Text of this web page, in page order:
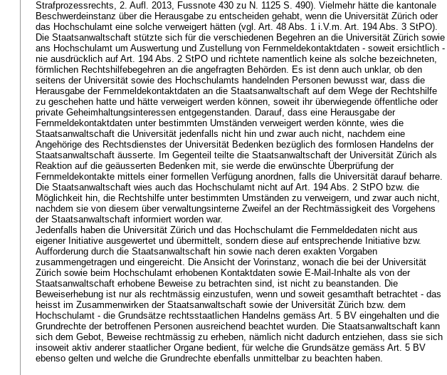
Strafprozessrechts, 2. Aufl. 2013, Fussnote 430 zu N. 1125 S. 490). Vielmehr hätte die kantonale
Beschwerdeinstanz über die Herausgabe zu entscheiden gehabt, wenn die Universität Zürich oder
das Hochschulamt eine solche verweigert hätten (vgl. Art. 48 Abs. 1 i.V.m. Art. 194 Abs. 3 StPO).
Die Staatsanwaltschaft stützte sich für die verschiedenen Begehren an die Universität Zürich sowie
ans Hochschulamt um Auswertung und Zustellung von Fernmeldekontaktdaten - soweit ersichtlich -
nie ausdrücklich auf Art. 194 Abs. 2 StPO und richtete namentlich keine als solche bezeichneten,
förmlichen Rechtshilfebegehren an die angefragten Behörden. Es ist denn auch unklar, ob den
seitens der Universität sowie des Hochschulamts handelnden Personen bewusst war, dass die
Herausgabe der Fernmeldekontaktdaten an die Staatsanwaltschaft auf dem Wege der Rechtshilfe
zu geschehen hatte und hätte verweigert werden können, soweit ihr überwiegende öffentliche oder
private Geheimhaltungsinteressen entgegenstanden. Darauf, dass eine Herausgabe der
Fernmeldekontaktdaten unter bestimmten Umständen verweigert werden könnte, wies die
Staatsanwaltschaft die Universität jedenfalls nicht hin und zwar auch nicht, nachdem eine
Angehörige des Rechtsdienstes der Universität Bedenken bezüglich des formlosen Handelns der
Staatsanwaltschaft äusserte. Im Gegenteil teilte die Staatsanwaltschaft der Universität Zürich als
Reaktion auf die geäusserten Bedenken mit, sie werde die erwünschte Überprüfung der
Fernmeldekontakte mittels einer formellen Verfügung anordnen, falls die Universität darauf beharre.
Die Staatsanwaltschaft wies auch das Hochschulamt nicht auf Art. 194 Abs. 2 StPO bzw. die
Möglichkeit hin, die Rechtshilfe unter bestimmten Umständen zu verweigern, und zwar auch nicht,
nachdem sie von diesem über verwaltungsinterne Zweifel an der Rechtmässigkeit des Vorgehens
der Staatsanwaltschaft informiert worden war.
Jedenfalls haben die Universität Zürich und das Hochschulamt die Fernmeldedaten nicht aus
eigener Initiative ausgewertet und übermittelt, sondern diese auf entsprechende Initiative bzw.
Aufforderung durch die Staatsanwaltschaft hin sowie nach deren exakten Vorgaben
zusammengetragen und eingereicht. Die Ansicht der Vorinstanz, wonach die bei der Universität
Zürich sowie beim Hochschulamt erhobenen Kontaktdaten sowie E-Mail-Inhalte als von der
Staatsanwaltschaft erhobene Beweise zu betrachten sind, ist nicht zu beanstanden. Die
Beweiserhebung ist nur als rechtmässig einzustufen, wenn und soweit gesamthaft betrachtet - das
heisst im Zusammenwirken der Staatsanwaltschaft sowie der Universität Zürich bzw. dem
Hochschulamt - die Grundsätze rechtsstaatlichen Handelns gemäss Art. 5 BV eingehalten und die
Grundrechte der betroffenen Personen ausreichend beachtet wurden. Die Staatsanwaltschaft kann
sich dem Gebot, Beweise rechtmässig zu erheben, nämlich nicht dadurch entziehen, dass sie sich
insoweit aktiv anderer staatlicher Organe bedient, für welche die Grundsätze gemäss Art. 5 BV
ebenso gelten und welche die Grundrechte ebenfalls unmittelbar zu beachten haben.